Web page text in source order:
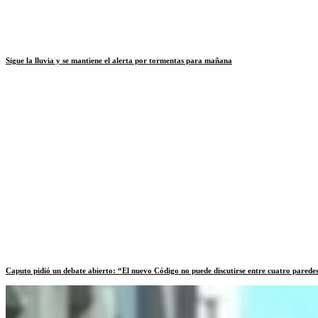
Sigue la lluvia y se mantiene el alerta por tormentas para mañana
Caputo pidió un debate abierto: “El nuevo Código no puede discutirse entre cuatro